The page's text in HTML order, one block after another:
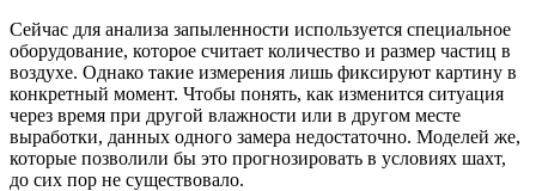
Сейчас для анализа запыленности используется специальное
оборудование, которое считает количество и размер частиц в
воздухе. Однако такие измерения лишь фиксируют картину в
конкретный момент. Чтобы понять, как изменится ситуация
через время при другой влажности или в другом месте
выработки, данных одного замера недостаточно. Моделей же,
которые позволили бы это прогнозировать в условиях шахт,
до сих пор не существовало.